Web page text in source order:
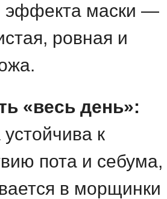
эффекта маски —
ровная и
«весь день»:
к
пота и себума,
в морщинки